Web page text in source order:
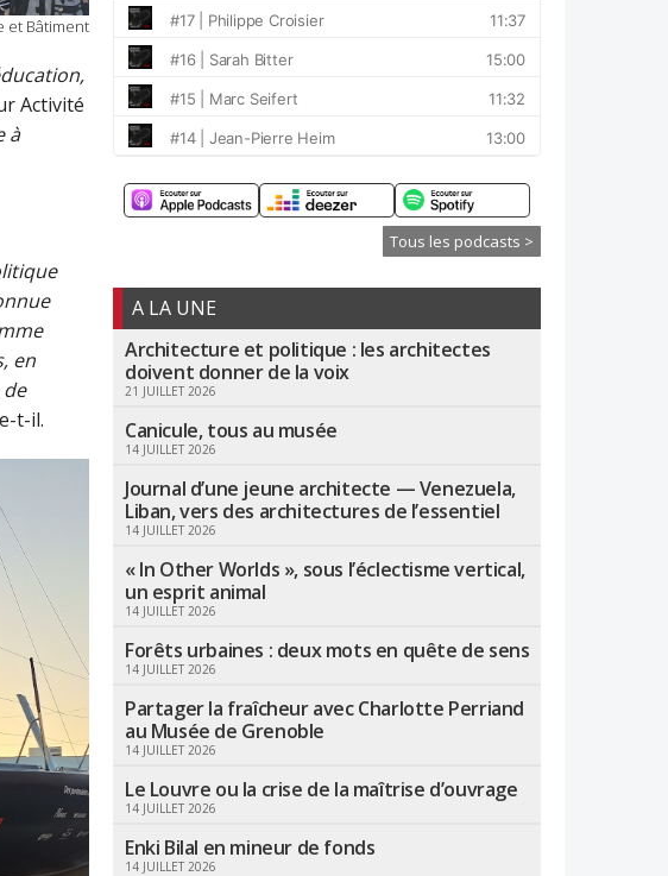
et Bâtiment
Activité
à
en
t-il.
Tous les podcasts >
A LA UNE
Architecture et politique : les architectes
doivent donner de la voix
21 JUILLET 2026
Canicule, tous au musée
14 JUILLET 2026
Journal d’une jeune architecte — Venezuela,
Liban, vers des architectures de l’essentiel
14 JUILLET 2026
« In Other Worlds », sous l’éclectisme vertical,
un esprit animal
14 JUILLET 2026
Forêts urbaines : deux mots en quête de sens
14 JUILLET 2026
Partager la fraîcheur avec Charlotte Perriand
au Musée de Grenoble
14 JUILLET 2026
Le Louvre ou la crise de la maîtrise d’ouvrage
14 JUILLET 2026
Enki Bilal en mineur de fonds
14 JUILLET 2026